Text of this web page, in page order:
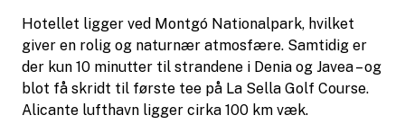
Hotellet ligger ved Montgó Nationalpark, hvilket
giver en rolig og naturnær atmosfære. Samtidig er
der kun 10 minutter til strandene i Denia og Javea – og
blot få skridt til første tee på La Sella Golf Course.
Alicante lufthavn ligger cirka 100 km væk.